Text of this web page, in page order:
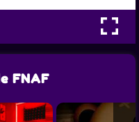
FNAF